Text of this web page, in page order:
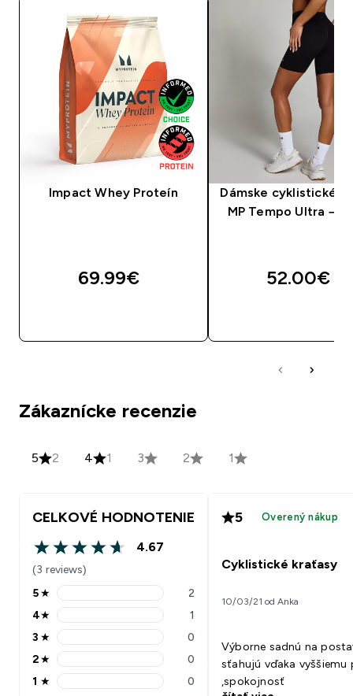
Impact Whey Proteín
69.99€‎
Dámske cyklistické
MP Tempo Ultra –
52.00€‎
Zákaznícke recenzie
5 2 4 1 3 2 1
CELKOVÉ HODNOTENIE
4.67 out of 5 stars
4.67
(3 reviews)
5 stars rating 2 reviews
5★ 2
4 stars rating 1 reviews
4★ 1
3 stars rating 0 reviews
3 ★ 0
2 stars rating 0 reviews
2★ 0
1 stars rating 0 reviews
1 ★ 0
5 Overený nákup
Cyklistické kraťasy
10/03/21 od Anka
Výborne sadnú na
sťahujú vďaka vyššiemu
,spokojnosť